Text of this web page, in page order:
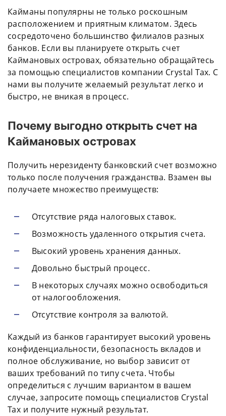
Кайманы популярны не только роскошным
расположением и приятным климатом. Здесь
сосредоточено большинство филиалов разных
банков. Если вы планируете открыть счет
Каймановых островах, обязательно обращайтесь
за помощью специалистов компании Crystal Tax. С
нами вы получите желаемый результат легко и
быстро, не вникая в процесс.
Почему выгодно открыть счет на
Каймановых островах
Получить нерезиденту банковский счет возможно
только после получения гражданства. Взамен вы
получаете множество преимуществ:
Отсутствие ряда налоговых ставок.
Возможность удаленного открытия счета.
Высокий уровень хранения данных.
Довольно быстрый процесс.
В некоторых случаях можно освободиться
от налогообложения.
Отсутствие контроля за валютой.
Каждый из банков гарантирует высокий уровень
конфиденциальности, безопасность вкладов и
полное обслуживание, но выбор зависит от
ваших требований по типу счета. Чтобы
определиться с лучшим вариантом в вашем
случае, запросите помощь специалистов Crystal
Tax и получите нужный результат.